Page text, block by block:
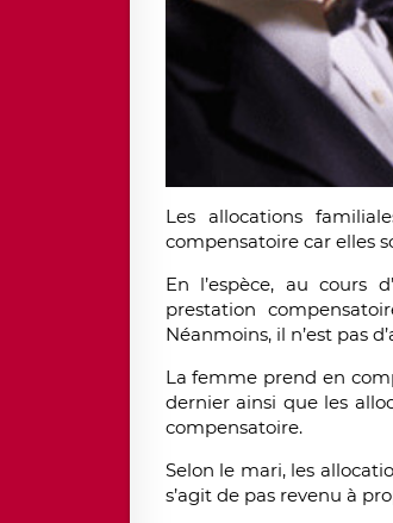
Les allocations
compensatoire car elles
En l’espèce, au cours
prestation
Néanmoins, il n’est pas
La femme prend en
dernier ainsi que les
compensatoire.
Selon le mari, les
s’agit de pas revenu à